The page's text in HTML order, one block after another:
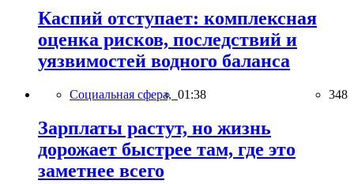
Каспий отступает: комплексная
оценка рисков, последствий и
уязвимостей водного баланса
Социальная сфера, 01:38 348
Зарплаты растут, но жизнь
дорожает быстрее там, где это
заметнее всего